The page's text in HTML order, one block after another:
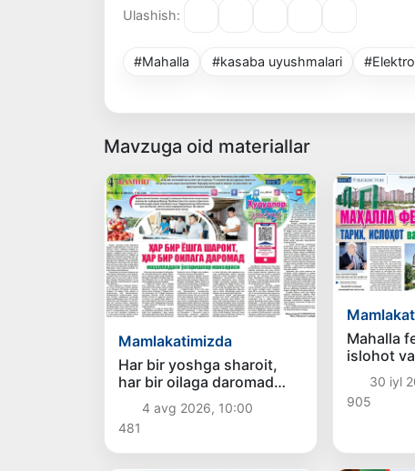
Ulashish:
#Mahalla #kasaba uyushmalari
Mavzuga oid materiallar
Mamlakatimizda
Har bir yoshga sharoit,
har bir oilaga daromad
mahalladagi o‘zgarishlar
manzarasi
4 avg 2026, 10:00
481
Mahalla
islohot
30 iyl
905